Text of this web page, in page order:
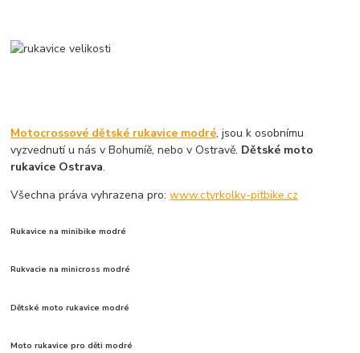
Motocrossové dětské rukavice modré, jsou k osobnímu
vyzvednutí u nás v Bohumíě, nebo v Ostravě. Dětské moto
rukavice Ostrava.
Všechna práva vyhrazena pro:www.ctyrkolky-pitbike.cz
Rukavice na minibike modré
Rukvacie na minicross modré
Dětské moto rukavice modré
Moto rukavice pro děti modré